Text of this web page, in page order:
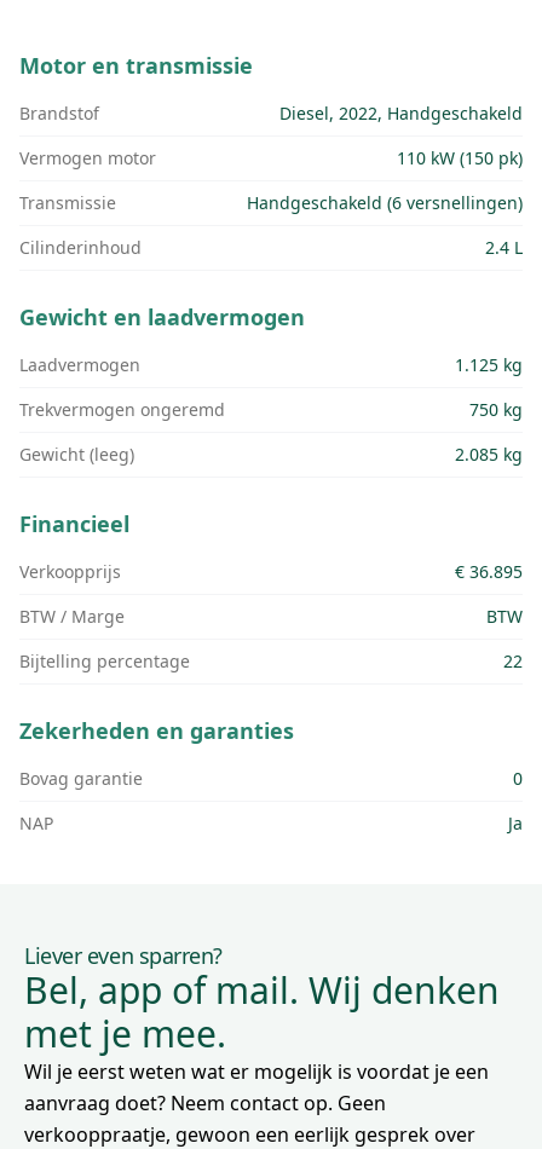
Motor en transmissie
Brandstof
Diesel, 2022, Handgeschakeld
Vermogen motor
110 kW (150 pk)
Transmissie
Handgeschakeld (6 versnellingen)
Cilinderinhoud
2.4 L
Gewicht en laadvermogen
Laadvermogen
1.125 kg
Trekvermogen ongeremd
750 kg
Gewicht (leeg)
2.085 kg
Financieel
Verkoopprijs
€ 36.895
BTW / Marge
BTW
Bijtelling percentage
22
Zekerheden en garanties
Bovag garantie
0
NAP
Ja
Liever even sparren?
Bel, app of mail. Wij denken
met je mee.
Wil je eerst weten wat er mogelijk is voordat je een
aanvraag doet? Neem contact op. Geen
verkooppraatje, gewoon een eerlijk gesprek over